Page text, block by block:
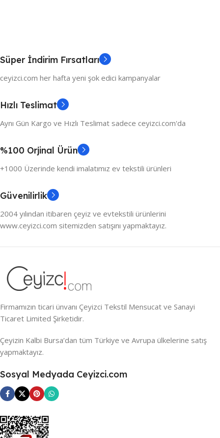
Süper İndirim Fırsatları
ceyizci.com her hafta yeni şok edici kampanyalar
Hızlı Teslimat
Aynı Gün Kargo ve Hızlı Teslimat sadece ceyizci.com'da
%100 Orjinal Ürün
+1000 Üzerinde kendi imalatımız ev tekstili ürünleri
Güvenilirlik
2004 yılından itibaren çeyiz ve evtekstili ürünlerini
www.ceyizci.com sitemizden satışını yapmaktayız.
Firmamızın ticari ünvanı Çeyizci Tekstil Mensucat ve Sanayi
Ticaret Limited Şirketidir.
Çeyizin Kalbi Bursa’dan tüm Türkiye ve Avrupa ülkelerine satış
yapmaktayız.
Sosyal Medyada Ceyizci.com